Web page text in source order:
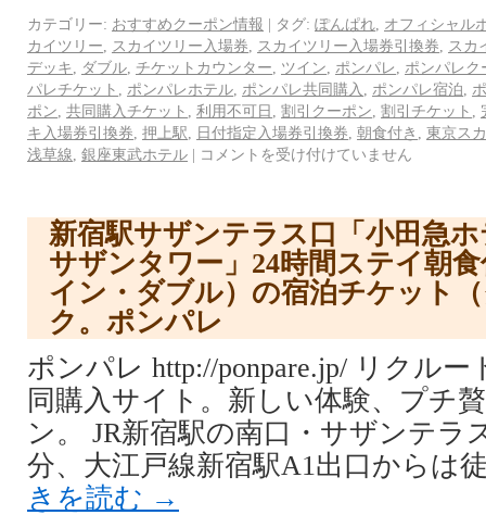
カテゴリー: おすすめクーポン情報 | タグ: ぽんぱれ オフィシャル
カイツリー
スカイツリー入場券 スカイツリー入場券引換券
スカ
デッキ
ダブル チケットカウンター ツイン ポンパレ
ポンパレク
パレチケット
ポンパレホテル ポンパレ共同購入 ポンパレ宿泊
ポン 共同購入チケット 利用不可日 割引クーポン 割引チケット
キ入場券引換券 押上駅 日付指定入場券引換券 朝食付き
東京ス
浅草線 銀座東武ホテル | コメントを受け付けていません
新宿駅サザンテラス口「小田急
サザンタワー」24時間ステイ朝
イン・ダブル）の宿泊チケット
ク。ポンパレ
ポンパレ http://ponpare.jp/ リクル
同購入サイト。新しい体験、プチ
ン。 JR新宿駅の南口・サザンテラ
分、大江戸線新宿駅A1出口からは
きを読む →